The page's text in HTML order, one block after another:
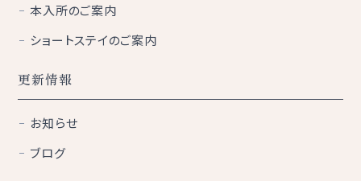
本入所のご案内
ショートステイのご案内
更新情報
お知らせ
ブログ